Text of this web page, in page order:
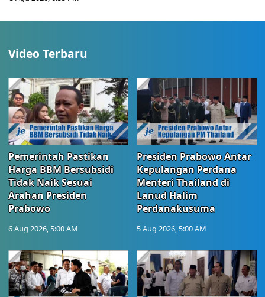
Video Terbaru
Pemerintah Pastikan
Harga BBM Bersubsidi
Tidak Naik Sesuai
Arahan Presiden
Prabowo
6 Aug 2026, 5:00 AM
Presiden Prabowo Antar
Kepulangan Perdana
Menteri Thailand di
Lanud Halim
Perdanakusuma
5 Aug 2026, 5:00 AM